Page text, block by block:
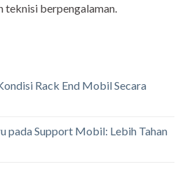
teknisi berpengalaman.
Rack End Mobil Secara
pada Support Mobil: Lebih Tahan